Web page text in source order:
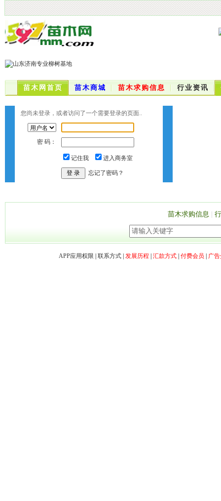
苗木网首页 苗木商城 苗木求购信息 行业资讯
您尚未登录，或者访问了一个需要登录的页面..
密 码：
记住我 进入商务室
忘记了密码？
苗木求购信息
APP应用权限 联系方式| 发展历程 汇款方式| 付费会员 广